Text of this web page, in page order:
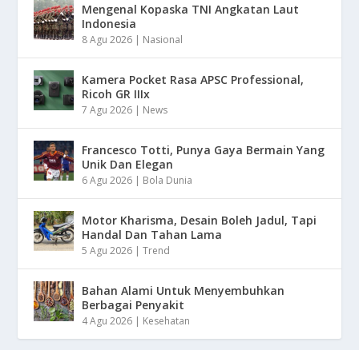
Mengenal Kopaska TNI Angkatan Laut
Indonesia
8 Agu 2026 | Nasional
Kamera Pocket Rasa APSC Professional,
Ricoh GR IIIx
7 Agu 2026 | News
Francesco Totti, Punya Gaya Bermain Yang
Unik Dan Elegan
6 Agu 2026 | Bola Dunia
Motor Kharisma, Desain Boleh Jadul, Tapi
Handal Dan Tahan Lama
5 Agu 2026 |Trend
Bahan Alami Untuk Menyembuhkan
Berbagai Penyakit
4 Agu 2026 | Kesehatan